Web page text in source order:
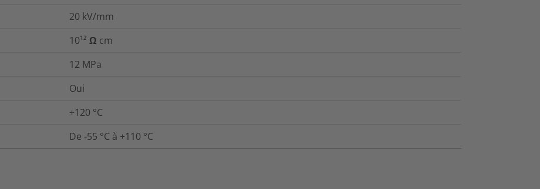
20 kV/mm
10¹² Ω cm
12 MPa
Oui
+120 °C
De -55 °C à +110 °C